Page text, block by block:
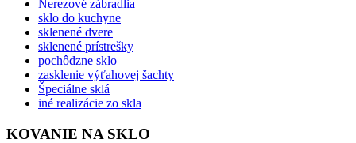
Nerezové zábradlia
sklo do kuchyne
sklenené dvere
sklenené prístrešky
pochôdzne sklo
zasklenie výťahovej šachty
Špeciálne sklá
iné realizácie zo skla
KOVANIE NA SKLO